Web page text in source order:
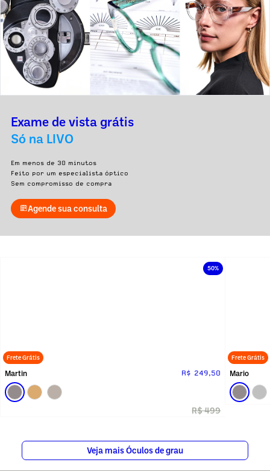
Exame de vista grátis
Só na LIVO
Em menos de 30 minutos
Feito por um especialista óptico
Sem compromisso de compra
Agende sua consulta
50%
Frete Grátis
Martin R$ 249,50
R$ 499
Frete Grátis
Mario
Veja mais Óculos de grau